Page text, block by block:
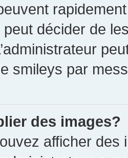
décider de
smileys par
des images?
afficher